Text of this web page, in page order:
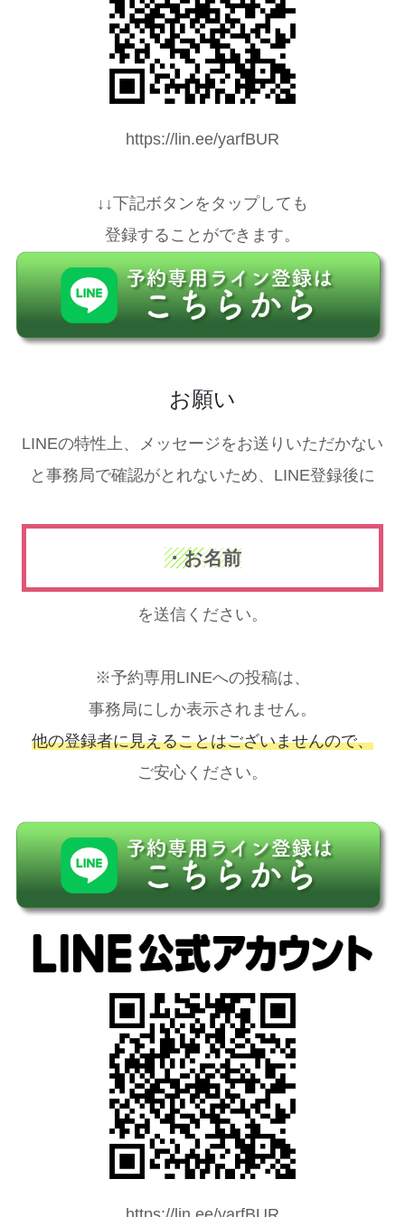
https://lin.ee/yarfBUR
↓↓下記ボタンをタップしても
登録することができます。
お願い
LINEの特性上、メッセージをお送りいただかない
と事務局で確認がとれないため、LINE登録後に
・お名前
を送信ください。
※予約専用LINEへの投稿は、
事務局にしか表示されません。
他の登録者に見えることはございませんので、
ご安心ください。